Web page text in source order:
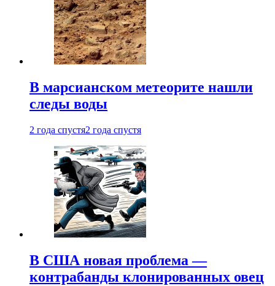
В марсианском метеорите нашли
следы воды
2 года спустя2 года спустя
В США новая проблема —
контрабанды клонированных овец